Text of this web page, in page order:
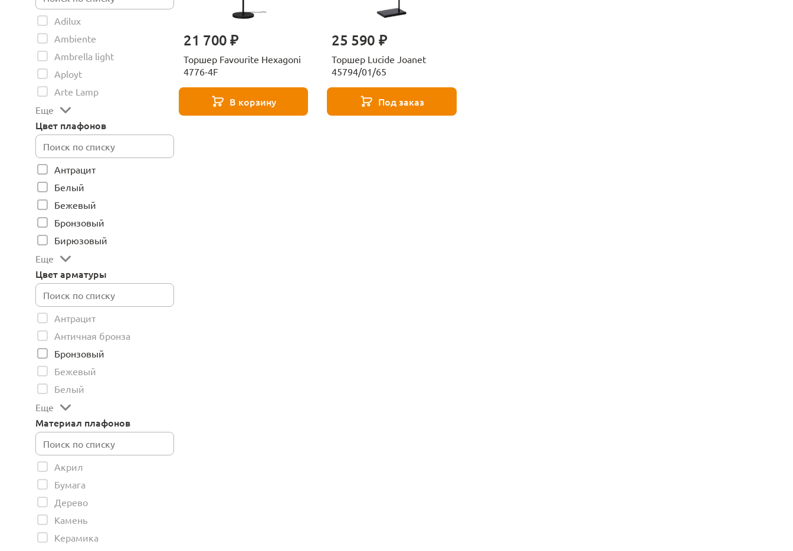
Adilux
Ambiente
Ambrella light
Aployt
Arte Lamp
Еще
Цвет плафонов
Антрацит
Белый
Бежевый
Бронзовый
Бирюзовый
Еще
Цвет арматуры
Антрацит
Античная бронза
Бронзовый
Бежевый
Белый
Еще
Материал плафонов
Акрил
Бумага
Дерево
Камень
Керамика
21 700 ₽
Торшер Favourite Hexagoni
4776-4F
В корзину
25 590 ₽
Торшер Lucide Joanet
45794/01/65
Под заказ